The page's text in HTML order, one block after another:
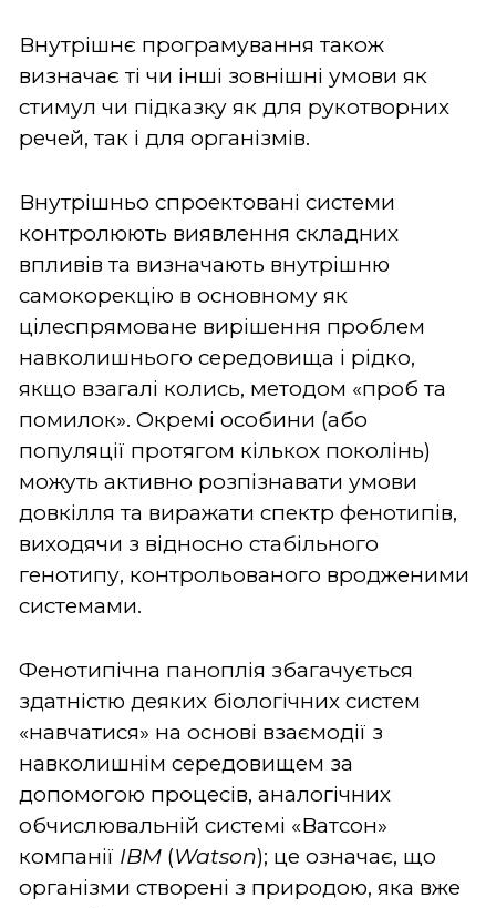
Внутрішнє програмування також
визначає ті чи інші зовнішні умови як
стимул чи підказку як для рукотворних
речей, так і для організмів.
Внутрішньо спроектовані системи
контролюють виявлення складних
впливів та визначають внутрішню
самокорекцію в основному як
цілеспрямоване вирішення проблем
навколишнього середовища і рідко,
якщо взагалі колись, методом «проб та
помилок». Окремі особини (або
популяції протягом кількох поколінь)
можуть активно розпізнавати умови
довкілля та виражати спектр фенотипів,
виходячи з відносно стабільного
генотипу, контрольованого вродженими
системами.
Фенотипічна паноплія збагачується
здатністю деяких біологічних систем
«навчатися» на основі взаємодії з
навколишнім середовищем за
допомогою процесів, аналогічних
обчислювальній системі «Ватсон»
компанії IBM (Watson); це означає, що
організми створені з природою, яка вже